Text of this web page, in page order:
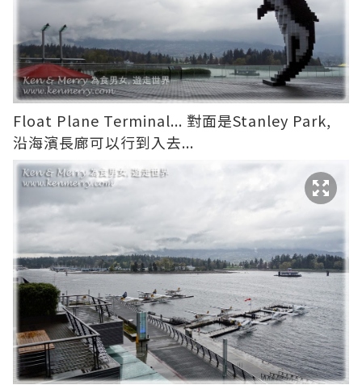
Float Plane Terminal... 對面是Stanley Park,
沿海濱長廊可以行到入去...